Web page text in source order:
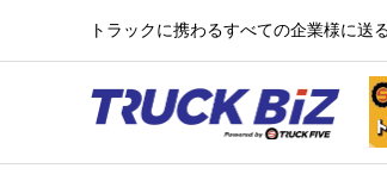
トラックに携わるすべての企業様に送